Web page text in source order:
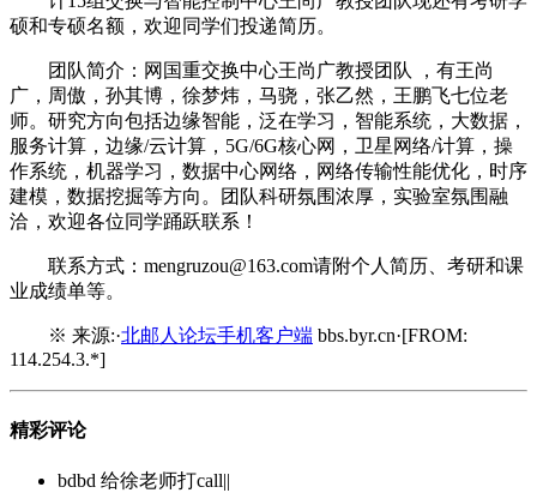
硕和专硕名额，欢迎同学们投递简历。
团队简介：网国重交换中心王尚广教授团队 ，有王尚
广，周傲，孙其博，徐梦炜，马骁，张乙然，王鹏飞七位老
师。研究方向包括边缘智能，泛在学习，智能系统，大数据，
服务计算，边缘/云计算，5G/6G核心网，卫星网络/计算，操
作系统，机器学习，数据中心网络，网络传输性能优化，时序
建模，数据挖掘等方向。团队科研氛围浓厚，实验室氛围融
洽，欢迎各位同学踊跃联系！
联系方式：mengruzou@163.com请附个人简历、考研和课
业成绩单等。
※ 来源:·北邮人论坛手机客户端 bbs.byr.cn·[FROM:
114.254.3.*]
精彩评论
bdbd 给徐老师打call||